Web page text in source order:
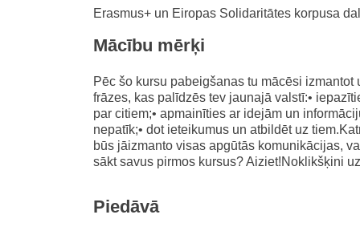
Erasmus+ un Eiropas Solidaritātes korpusa
Mācību mērķi
Pēc šo kursu pabeigšanas tu mācēsi
frāzes, kas palīdzēs tev jaunajā valstī:•
par citiem;• apmainīties ar idejām un
nepatīk;• dot ieteikumus un atbildēt uz
būs jāizmanto visas apgūtās komunikācijas,
sākt savus pirmos kursus? Aiziet!Noklikšķini uz
Piedāvā